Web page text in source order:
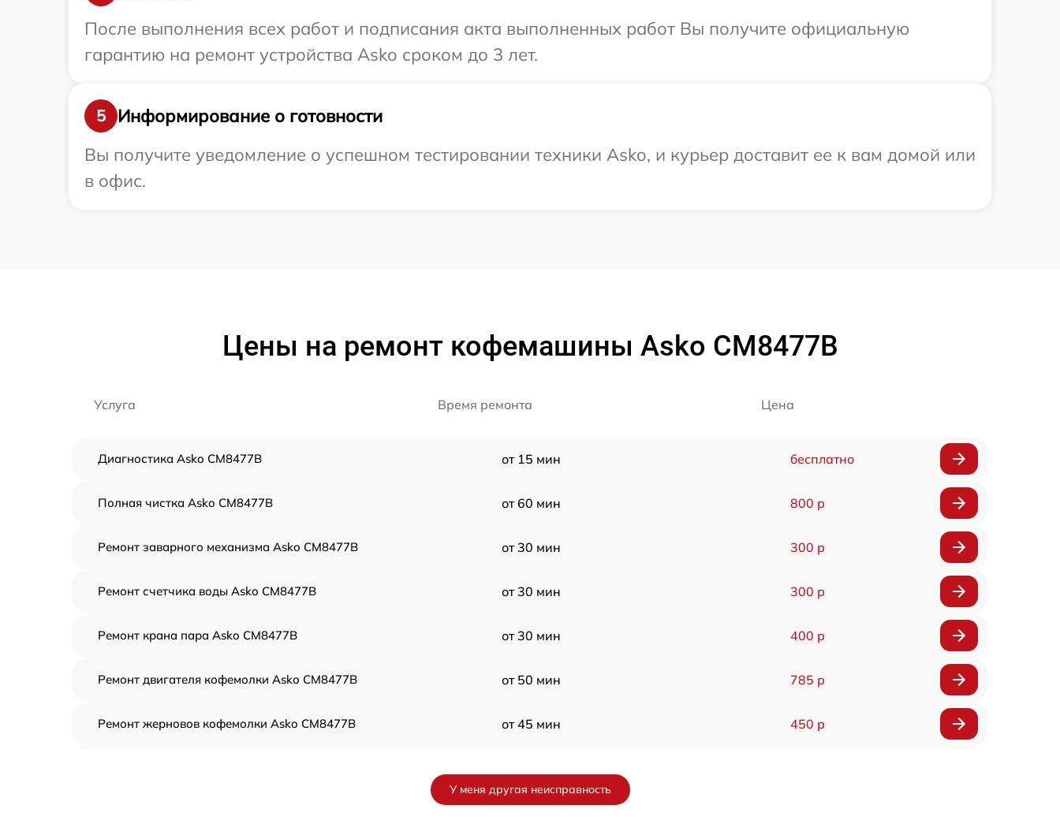
После выполнения всех работ и подписания акта выполненных работ Вы получите официальную
гарантию на ремонт устройства Asko сроком до 3 лет.
5
Информирование о готовности
Вы получите уведомление о успешном тестировании техники Asko, и курьер доставит ее к вам домой или
в офис.
Цены на ремонт кофемашины Asko CM8477B
Услуга Время ремонта Цена
Диагностика Asko CM8477B от 15 мин бесплатно
Полная чистка Asko CM8477B от 60 мин 800 р
Ремонт заварного механизма Asko CM8477B от 30 мин 300 р
Ремонт счетчика воды Asko CM8477B от 30 мин 300 р
Ремонт крана пара Asko CM8477B от 30 мин 400 р
Ремонт двигателя кофемолки Asko CM8477B от 50 мин 785 р
Ремонт жерновов кофемолки Asko CM8477B от 45 мин 450 р
У меня другая неисправность